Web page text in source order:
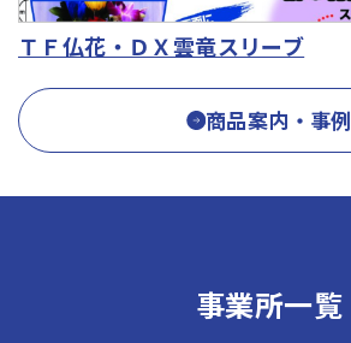
ＴＦ仏花・ＤＸ雲竜スリーブ
商品案内・事例
事業所一覧